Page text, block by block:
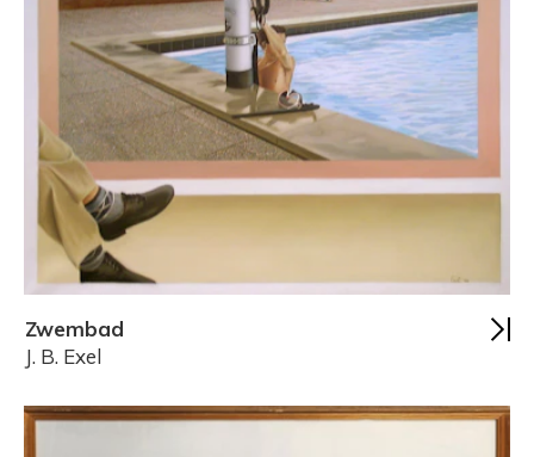
Zwembad
J. B. Exel